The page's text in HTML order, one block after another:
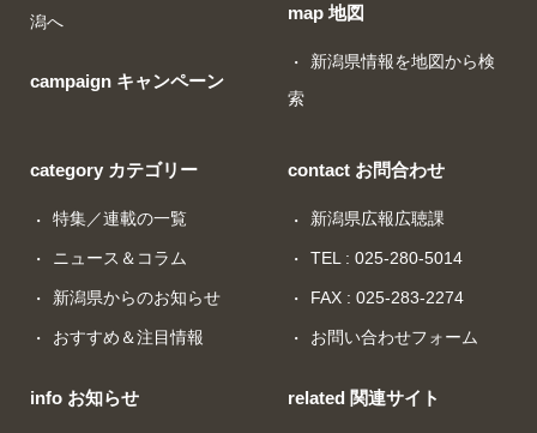
潟へ
campaign キャンペーン
map 地図
新潟県情報を地図から検
索
category カテゴリー
特集／連載の一覧
ニュース＆コラム
新潟県からのお知らせ
おすすめ＆注目情報
info お知らせ
contact お問合わせ
新潟県広報広聴課
TEL : 025-280-5014
FAX : 025-283-2274
お問い合わせフォーム
related 関連サイト